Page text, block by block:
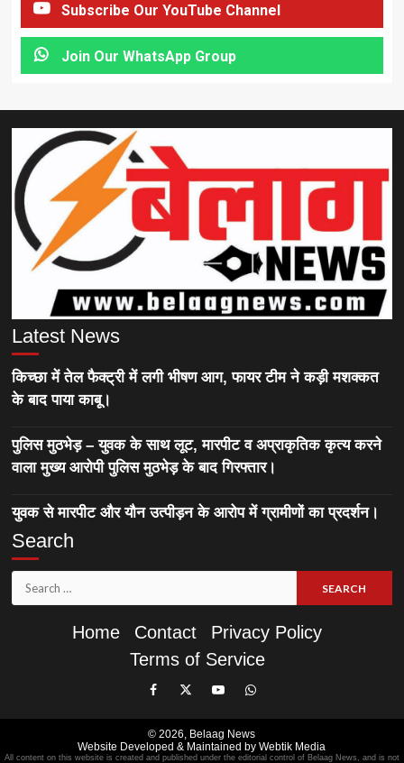
Subscribe Our YouTube Channel
Join Our WhatsApp Group
Latest News
किच्छा में तेल फैक्ट्री में लगी भीषण आग, फायर टीम ने कड़ी मशक्कत
के बाद पाया काबू।
पुलिस मुठभेड़ – युवक के साथ लूट, मारपीट व अप्राकृतिक कृत्य करने
वाला मुख्य आरोपी पुलिस मुठभेड़ के बाद गिरफ्तार।
युवक से मारपीट और यौन उत्पीड़न के आरोप में ग्रामीणों का प्रदर्शन।
Search
Search
for:
Home
Contact
Privacy Policy
Terms of Service
Like
Facebook
Follow
On
Subscribe
YouTube
Join
WhatsApp
© 2026, Belaag News
Website Developed & Maintained by Webtik Media
All content on this website is created and published under the editorial control of Belaag News, and is not